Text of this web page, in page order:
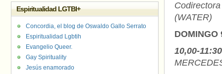
(WATER)
DOMINGO
10,00-11:30
Espiritualidad LGTBI+
Concordia, el blog de Oswaldo Gallo Serrato
Espiritualidad Lgbtih
Evangelio Queer.
Gay Spirituality
Jesús enamorado